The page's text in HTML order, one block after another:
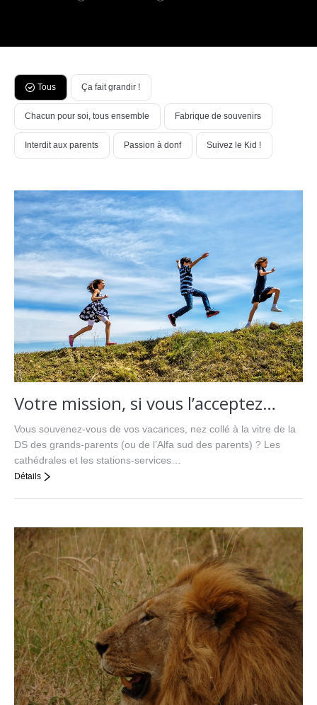
Tous Ça fait grandir !
Chacun pour soi, tous ensemble Fabrique de souvenirs
Interdit aux parents Passion à donf Suivez le Kid !
Votre mission, si vous l’acceptez…
Vous souvenez-vous de vos vacances, nez collé à la vitre de la
DS des grands-parents (ou de l’Alfa sud des parents) ? Les
cathédrales et les stations-services…
Détails